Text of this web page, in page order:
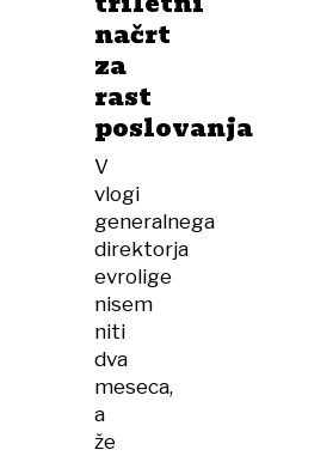
načrt
za
rast
poslovanja
V
vlogi
generalnega
direktorja
evrolige
nisem
niti
dva
meseca,
a
že